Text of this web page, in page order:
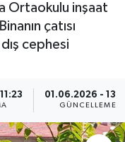
Ortaokulu inşaat
çatısı
cephesi
01.06.2026 -
GÜNCELLEME